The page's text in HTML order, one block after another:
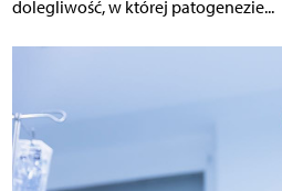
dolegliwość, w której patogenezie...